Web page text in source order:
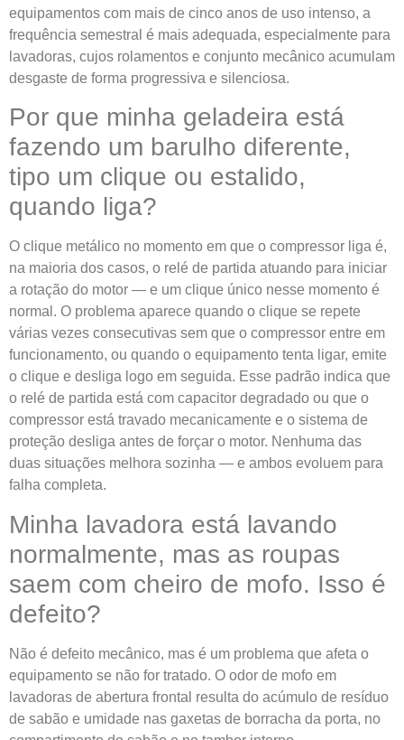
equipamentos com mais de cinco anos de uso intenso, a
frequência semestral é mais adequada, especialmente para
lavadoras, cujos rolamentos e conjunto mecânico acumulam
desgaste de forma progressiva e silenciosa.
Por que minha geladeira está
fazendo um barulho diferente,
tipo um clique ou estalido,
quando liga?
O clique metálico no momento em que o compressor liga é,
na maioria dos casos, o relé de partida atuando para iniciar
a rotação do motor — e um clique único nesse momento é
normal. O problema aparece quando o clique se repete
várias vezes consecutivas sem que o compressor entre em
funcionamento, ou quando o equipamento tenta ligar, emite
o clique e desliga logo em seguida. Esse padrão indica que
o relé de partida está com capacitor degradado ou que o
compressor está travado mecanicamente e o sistema de
proteção desliga antes de forçar o motor. Nenhuma das
duas situações melhora sozinha — e ambos evoluem para
falha completa.
Minha lavadora está lavando
normalmente, mas as roupas
saem com cheiro de mofo. Isso é
defeito?
Não é defeito mecânico, mas é um problema que afeta o
equipamento se não for tratado. O odor de mofo em
lavadoras de abertura frontal resulta do acúmulo de resíduo
de sabão e umidade nas gaxetas de borracha da porta, no